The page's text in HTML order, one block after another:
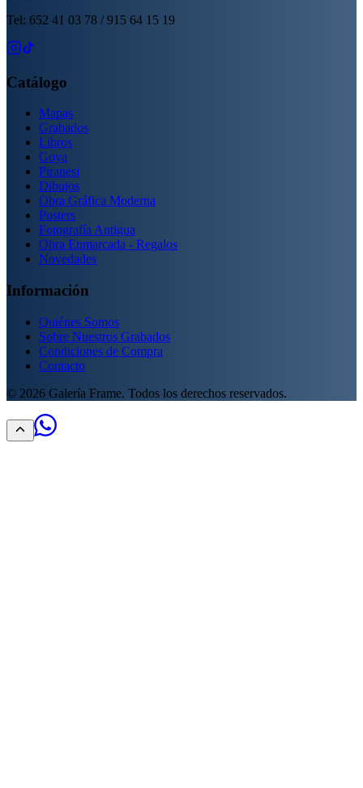
Tel: 652 41 03 78 / 915 64 15 19
Catálogo
Mapas
Grabados
Libros
Goya
Piranesi
Dibujos
Obra Gráfica Moderna
Posters
Fotografía Antigua
Obra Enmarcada - Regalos
Novedades
Información
Quiénes Somos
Sobre Nuestros Grabados
Condiciones de Compra
Contacto
© 2026 Galería Frame. Todos los derechos reservados.